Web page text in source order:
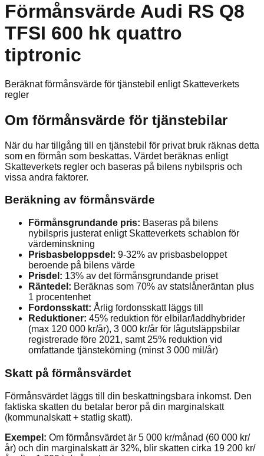
Förmånsvärde Audi RS Q8
TFSI 600 hk quattro
tiptronic
Beräknat förmånsvärde för tjänstebil enligt Skatteverkets
regler
Om förmånsvärde för tjänstebilar
När du har tillgång till en tjänstebil för privat bruk räknas detta
som en förmån som beskattas. Värdet beräknas enligt
Skatteverkets regler och baseras på bilens nybilspris och
vissa andra faktorer.
Beräkning av förmånsvärde
Förmånsgrundande pris: Baseras på bilens
nybilspris justerat enligt Skatteverkets schablon för
värdeminskning
Prisbasbeloppsdel: 9-32% av prisbasbeloppet
beroende på bilens värde
Prisdel: 13% av det förmånsgrundande priset
Räntedel: Beräknas som 70% av statslåneräntan plus
1 procentenhet
Fordonsskatt: Årlig fordonsskatt läggs till
Reduktioner: 45% reduktion för elbilar/laddhybrider
(max 120 000 kr/år), 3 000 kr/år för lågutsläppsbilar
registrerade före 2021, samt 25% reduktion vid
omfattande tjänstekörning (minst 3 000 mil/år)
Skatt på förmånsvärdet
Förmånsvärdet läggs till din beskattningsbara inkomst. Den
faktiska skatten du betalar beror på din marginalskatt
(kommunalskatt + statlig skatt).
Exempel: Om förmånsvärdet är 5 000 kr/månad (60 000 kr/
år) och din marginalskatt är 32%, blir skatten cirka 19 200 kr/